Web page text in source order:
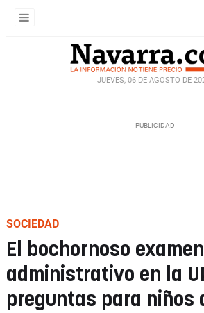
JUEVES, 06 DE AGOSTO DE
SOCIEDAD
El bochornoso
administrativo en la
preguntas para niños